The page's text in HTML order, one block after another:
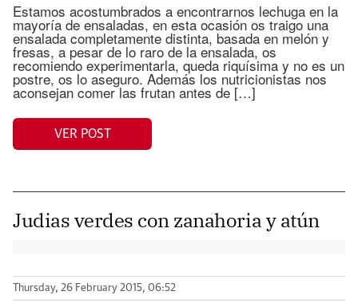
Estamos acostumbrados a encontrarnos lechuga en la
mayoría de ensaladas, en esta ocasión os traigo una
ensalada completamente distinta, basada en melón y
fresas, a pesar de lo raro de la ensalada, os
recomiendo experimentarla, queda riquísima y no es un
postre, os lo aseguro. Además los nutricionistas nos
aconsejan comer las frutan antes de […]
VER POST
Judias verdes con zanahoria y atún
Thursday, 26 February 2015, 06:52